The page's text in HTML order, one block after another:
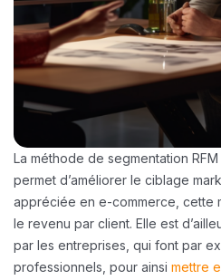
La méthode de segmentation
permet d’améliorer le ciblage
appréciée en e-commerce, cette
le revenu par client. Elle est
par les entreprises, qui font par
professionnels, pour ainsi mettre